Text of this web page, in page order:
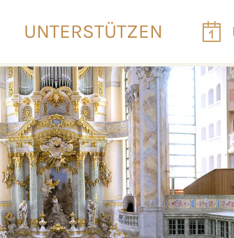
UNTERSTÜTZEN